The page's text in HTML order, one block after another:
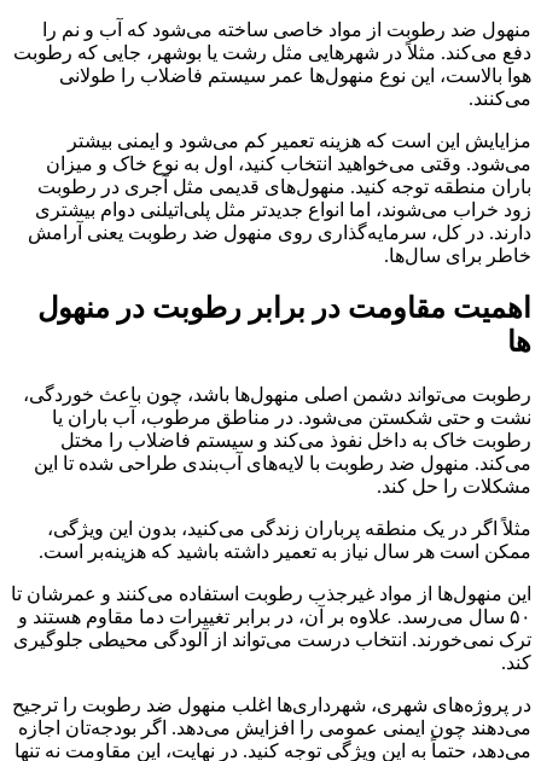
منهول ضد رطوبت از مواد خاصی ساخته می‌شود که آب و نم را
دفع می‌کند. مثلاً در شهرهایی مثل رشت یا بوشهر، جایی که رطوبت
هوا بالاست، این نوع منهول‌ها عمر سیستم فاضلاب را طولانی
می‌کنند.
مزایایش این است که هزینه تعمیر کم می‌شود و ایمنی بیشتر
می‌شود. وقتی می‌خواهید انتخاب کنید، اول به نوع خاک و میزان
باران منطقه توجه کنید. منهول‌های قدیمی مثل آجری در رطوبت
زود خراب می‌شوند، اما انواع جدیدتر مثل پلی‌اتیلنی دوام بیشتری
دارند. در کل، سرمایه‌گذاری روی منهول ضد رطوبت یعنی آرامش
خاطر برای سال‌ها.
اهمیت مقاومت در برابر رطوبت در منهول‌
ها
رطوبت می‌تواند دشمن اصلی منهول‌ها باشد، چون باعث خوردگی،
نشت و حتی شکستن می‌شود. در مناطق مرطوب، آب باران یا
رطوبت خاک به داخل نفوذ می‌کند و سیستم فاضلاب را مختل
می‌کند. منهول ضد رطوبت با لایه‌های آب‌بندی طراحی شده تا این
مشکلات را حل کند.
مثلاً اگر در یک منطقه پرباران زندگی می‌کنید، بدون این ویژگی،
ممکن است هر سال نیاز به تعمیر داشته باشید که هزینه‌بر است.
این منهول‌ها از مواد غیرجذب رطوبت استفاده می‌کنند و عمرشان تا
۵۰ سال می‌رسد. علاوه بر آن، در برابر تغییرات دما مقاوم هستند و
ترک نمی‌خورند. انتخاب درست می‌تواند از آلودگی محیطی جلوگیری
کند.
در پروژه‌های شهری، شهرداری‌ها اغلب منهول ضد رطوبت را ترجیح
می‌دهند چون ایمنی عمومی را افزایش می‌دهد. اگر بودجه‌تان اجازه
می‌دهد، حتماً به این ویژگی توجه کنید. در نهایت، این مقاومت نه تنها